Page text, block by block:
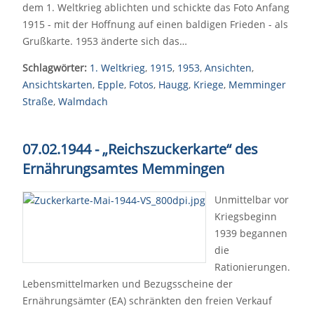
dem 1. Weltkrieg ablichten und schickte das Foto Anfang
1915 - mit der Hoffnung auf einen baldigen Frieden - als
Grußkarte. 1953 änderte sich das…
Schlagwörter: 1. Weltkrieg, 1915, 1953, Ansichten,
Ansichtskarten, Epple, Fotos, Haugg, Kriege, Memminger
Straße, Walmdach
07.02.1944 - „Reichszuckerkarte“ des
Ernährungsamtes Memmingen
Unmittelbar vor
Kriegsbeginn
1939 begannen
die
Rationierungen.
Lebensmittelmarken und Bezugsscheine der
Ernährungsämter (EA) schränkten den freien Verkauf